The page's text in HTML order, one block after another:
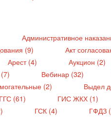
Административное
(9)
Акт
Арест (4)
Аукцион (2)
Вебинар (32)
(2)
Выдел
ГГС (61)
ГИС ЖКХ (1)
ГСК (4)
ГФДЗ